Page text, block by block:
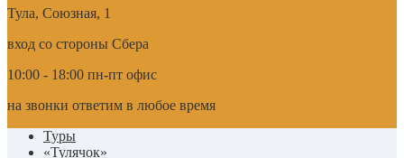
Тула, Союзная, 1
вход со стороны Сбера
10:00 - 18:00 пн-пт офис
на звонки ответим в любое время
Туры
«Тулячок»